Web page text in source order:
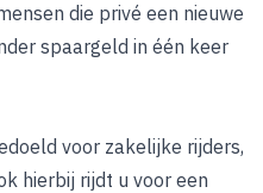
die privé een nieuwe
spaargeld in één keer
voor zakelijke rijders,
hierbij rijdt u voor een